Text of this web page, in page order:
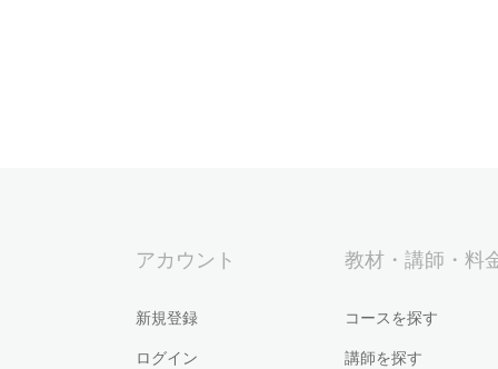
アカウント
新規登録
ログイン
教材・講師・料
コースを探す
講師を探す